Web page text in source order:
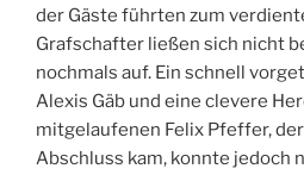
der Gäste führten zum
Grafschafter ließen sich nicht
nochmals auf. Ein schnell
Alexis Gäb und eine clevere
mitgelaufenen Felix Pfeffer,
Abschluss kam, konnte jedoch